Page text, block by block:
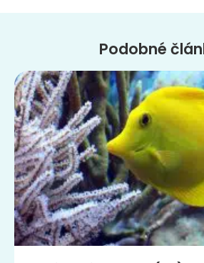
Podobné